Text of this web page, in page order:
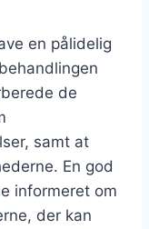
en pålidelig
de
samt at
En god
informeret om
der kan